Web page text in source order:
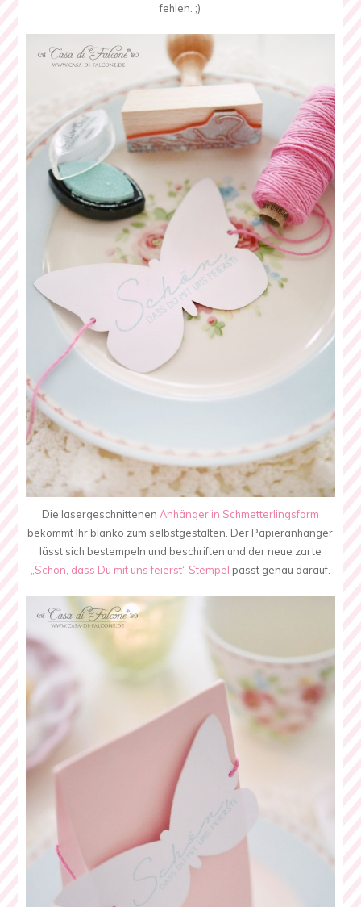
fehlen. ;)
Die lasergeschnittenen Anhänger in Schmetterlingsform
bekommt Ihr blanko zum selbstgestalten. Der Papieranhänger
lässt sich bestempeln und beschriften und der neue zarte
„Schön, dass Du mit uns feierst“ Stempel passt genau darauf.